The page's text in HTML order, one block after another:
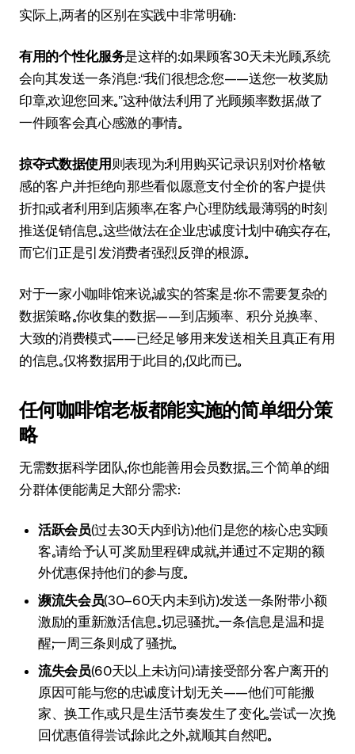
实际上，两者的区别在实践中非常明确：
有用的个性化服务是这样的：如果顾客30天未光顾，系统
会向其发送一条消息：“我们很想念您——送您一枚奖励
印章，欢迎您回来。”这种做法利用了光顾频率数据，做了
一件顾客会真心感激的事情。
掠夺式数据使用 则表现为：利用购买记录识别对价格敏
感的客户，并拒绝向那些看似愿意支付全价的客户提供
折扣；或者利用到店频率，在客户心理防线最薄弱的时刻
推送促销信息。这些做法在企业忠诚度计划中确实存在，
而它们正是引发消费者强烈反弹的根源。
对于一家小咖啡馆来说，诚实的答案是：你不需要复杂的
数据策略。你收集的数据——到店频率、积分兑换率、
大致的消费模式——已经足够用来发送相关且真正有用
的信息。仅将数据用于此目的，仅此而已。
任何咖啡馆老板都能实施的简单细分策
略
无需数据科学团队，你也能善用会员数据。三个简单的细
分群体便能满足大部分需求：
活跃会员（过去30天内到访）：他们是您的核心忠实顾
客。请给予认可，奖励里程碑成就，并通过不定期的额
外优惠保持他们的参与度。
濒流失会员（30–60天内未到访）：发送一条附带小额
激励的重新激活信息。切忌骚扰。一条信息是温和提
醒；一周三条则成了骚扰。
流失会员（60天以上未访问）：请接受部分客户离开的
原因可能与您的忠诚度计划无关——他们可能搬
家、换工作，或只是生活节奏发生了变化。尝试一次挽
回优惠值得尝试；除此之外，就顺其自然吧。